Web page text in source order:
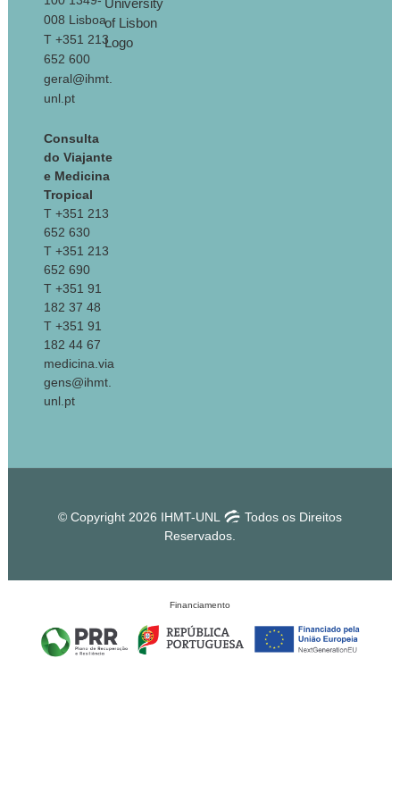
008 Lisboa
T +351 213
652 600
geral@ihmt.
unl.pt
Consulta
do Viajante
e Medicina
Tropical
T +351 213
652 630
T +351 213
652 690
T +351 91
182 37 48
T +351 91
182 44 67
medicina.via
gens@ihmt.
unl.pt
© Copyright 2026 IHMT-UNL
Todos os Direitos
Reservados.
Financiamento